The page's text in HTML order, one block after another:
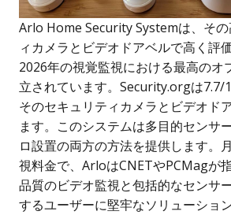
Arlo Home Security Systemは、そ
ィカメラとビデオドアベルで高く評
2026年の視覚監視における最高のオ
立されています。Security.orgは7.7/
そのセキュリティカメラとビデオド
ます。このシステムは多目的センサ
ロ設置の両方の方法を提供します。
視料金で、ArloはCNETやPCMagが
品質のビデオ監視と包括的なセンサ
するユーザーに堅牢なソリューショ